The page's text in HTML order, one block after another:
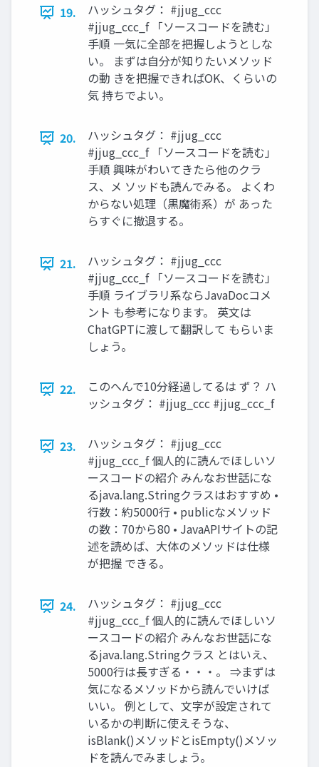
19.
ハッシュタグ： #jjug_ccc
#jjug_ccc_f 「ソースコードを読む」
手順 一気に全部を把握しようとしな
い。 まずは自分が知りたいメソッド
の動 きを把握できればOK、くらいの
気 持ちでよい。
20.
ハッシュタグ： #jjug_ccc
#jjug_ccc_f 「ソースコードを読む」
手順 興味がわいてきたら他のクラ
ス、メ ソッドも読んでみる。 よくわ
からない処理（黒魔術系）が あった
らすぐに撤退する。
21.
ハッシュタグ： #jjug_ccc
#jjug_ccc_f 「ソースコードを読む」
手順 ライブラリ系ならJavaDocコメ
ント も参考になります。 英文は
ChatGPTに渡して翻訳して もらいま
しょう。
22.
このへんで10分経過してるは ず？ ハ
ッシュタグ： #jjug_ccc #jjug_ccc_f
23.
ハッシュタグ： #jjug_ccc
#jjug_ccc_f 個人的に読んでほしいソ
ースコードの紹介 みんなお世話にな
るjava.lang.Stringクラスはおすすめ •
行数：約5000行 • publicなメソッド
の数：70から80 • JavaAPIサイトの記
述を読めば、大体のメソッドは仕様
が把握 できる。
24.
ハッシュタグ： #jjug_ccc
#jjug_ccc_f 個人的に読んでほしいソ
ースコードの紹介 みんなお世話にな
るjava.lang.Stringクラス とはいえ、
5000行は長すぎる・・・。 ⇒まずは
気になるメソッドから読んでいけば
いい。 例として、文字が設定されて
いるかの判断に使えそうな、
isBlank()メソッドとisEmpty()メソッ
ドを読んでみましょう。